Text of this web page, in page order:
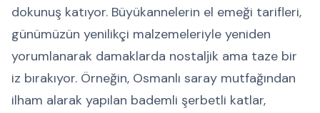
dokunuş katıyor. Büyükannelerin el emeği tarifleri,
günümüzün yenilikçi malzemeleriyle yeniden
yorumlanarak damaklarda nostaljik ama taze bir
iz bırakıyor. Örneğin, Osmanlı saray mutfağından
ilham alarak yapılan bademli şerbetli katlar,